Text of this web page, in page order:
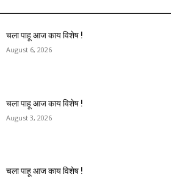
चला पाहू आज काय विशेष !
August 6, 2026
चला पाहू आज काय विशेष !
August 3, 2026
चला पाहू आज काय विशेष !